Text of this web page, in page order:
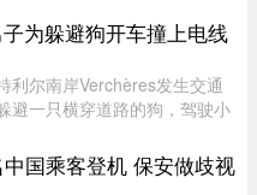
的文件，学校 ...
为躲避狗开车撞上电线
利尔南岸Verchères发生交通
避一只横穿道路的狗，驾驶小
，受影响路段位于Saint-
Lavallé ...
国乘客登机 保安做歧视